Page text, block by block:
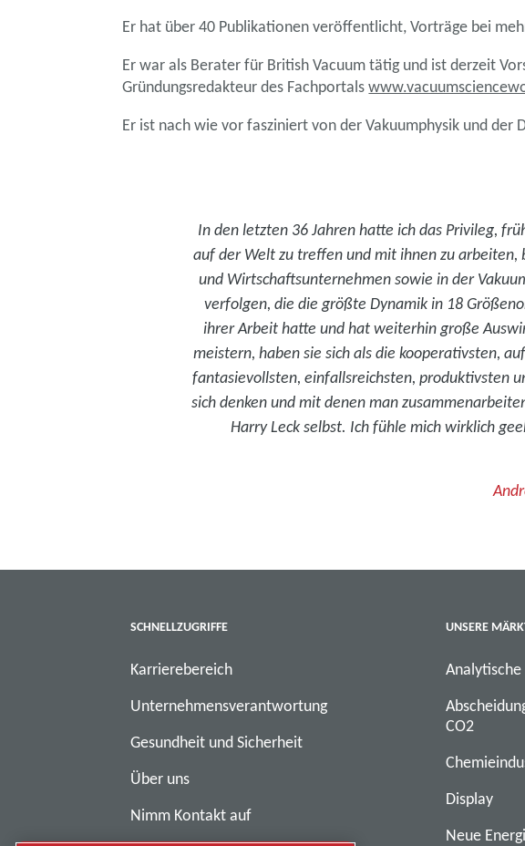
Er hat über 40 Publikationen veröffentlicht, Vorträge bei
Er war als Berater für British Vacuum tätig und ist derzeit
Gründungsredakteur des Fachportals
Er ist nach wie vor fasziniert von der Vakuumphysik und der
In den letzten 36 Jahren hatte ich das Privileg,
auf der Welt zu treffen und mit ihnen zu arbeiten,
und Wirtschaftsunternehmen sowie in der
verfolgen, die die größte Dynamik in 18
ihrer Arbeit hatte und hat weiterhin große
meistern, haben sie sich als die kooperativsten,
fantasievollsten, einfallsreichsten, produktivsten
sich denken und mit denen man
Harry Leck selbst. Ich fühle mich wirklich
SCHNELLZUGRIFFE
Karrierebereich
Unternehmensverantwortung
Gesundheit und Sicherheit
Über uns
Nimm Kontakt auf
UNSERE
CO2
Display
Neue